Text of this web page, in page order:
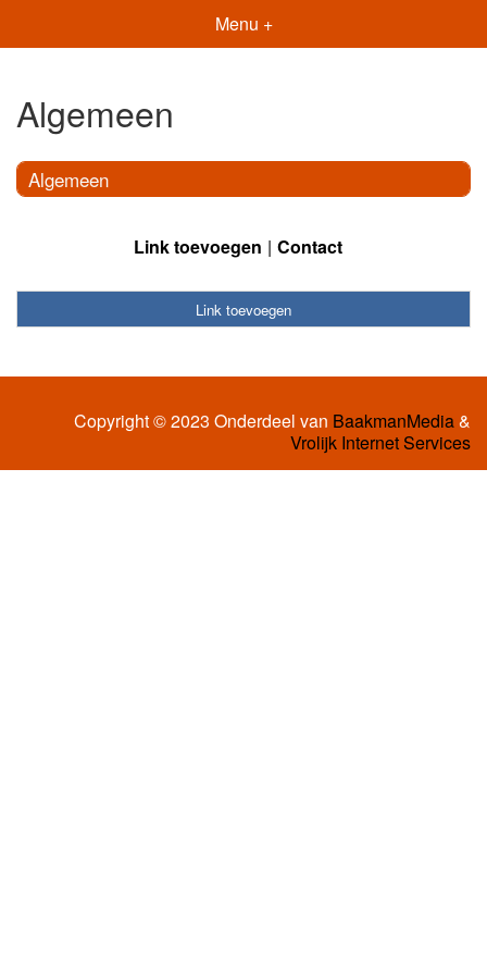
Menu +
Algemeen
Algemeen
Link toevoegen Contact
Link toevoegen
Copyright © 2023 Onderdeel van BaakmanMedia&
Vrolijk Internet Services